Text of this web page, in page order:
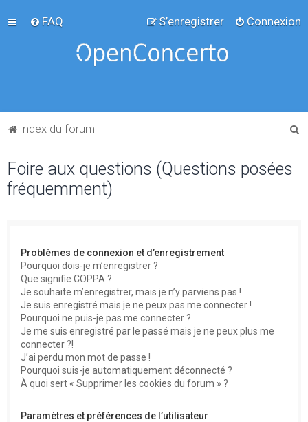
FAQ Connexion
S’enregistrer
Index du forum
Foire aux questions (Questions posées
fréquemment)
Problèmes de connexion et d’enregistrement
Pourquoi dois-je m’enregistrer ?
Que signifie COPPA ?
Je souhaite m’enregistrer, mais je n’y parviens pas !
Je suis enregistré mais je ne peux pas me connecter !
Pourquoi ne puis-je pas me connecter ?
Je me suis enregistré par le passé mais je ne peux plus me
connecter ?!
J’ai perdu mon mot de passe !
Pourquoi suis-je automatiquement déconnecté ?
À quoi sert « Supprimer les cookies du forum » ?
Paramètres et préférences de l’utilisateur